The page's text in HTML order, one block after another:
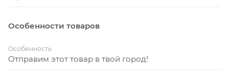
Особенности товаров
Особенность
Отправим этот товар в твой город!